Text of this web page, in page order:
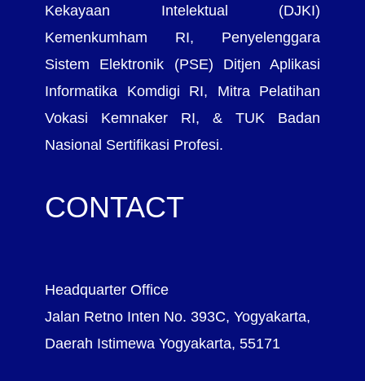
Kekayaan Intelektual (DJKI)
Kemenkumham RI, Penyelenggara
Sistem Elektronik (PSE) Ditjen Aplikasi
Informatika Komdigi RI, Mitra Pelatihan
Vokasi Kemnaker RI, & TUK Badan
Nasional Sertifikasi Profesi.
CONTACT
Headquarter Office
Jalan Retno Inten No. 393C, Yogyakarta,
Daerah Istimewa Yogyakarta, 55171